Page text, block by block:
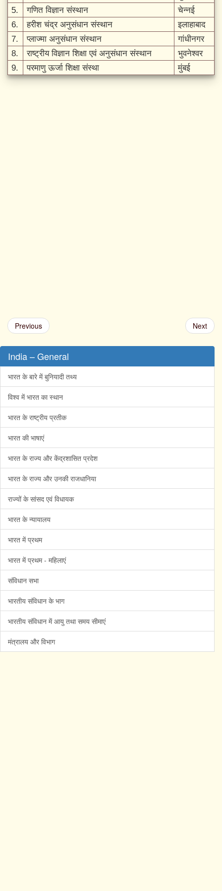
5.
गणित विज्ञान संस्थान
चेन्नई
6.
हरीश चंद्र अनुसंधान संस्थान
इलाहाबाद
7.
प्लाज्मा अनुसंधान संस्थान
गांधीनगर
8.
राष्ट्रीय विज्ञान शिक्षा एवं अनुसंधान संस्थान
भुवनेश्वर
9.
परमाणु ऊर्जा शिक्षा संस्था मुंबई
Previous Next
India – General
भारत के बारे में बुनियादी तथ्य
विश्व में भारत का स्थान
भारत के राष्ट्रीय प्रतीक
भारत की भाषाएं
भारत के राज्य और केंद्रशासित प्रदेश
भारत के राज्य और उनकी राजधानिया
राज्यों के सांसद एवं विधायक
भारत के न्यायालय
भारत में प्रथम
भारत में प्रथम - महिलाएं
संविधान सभा
भारतीय संविधान के भाग
भारतीय संविधान में आयु तथा समय सीमाएं
मंत्रालय और विभाग